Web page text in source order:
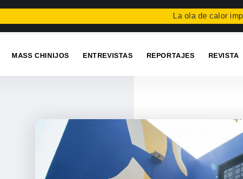
La ola de calor impide la
MASS CHINIJOS ENTREVISTAS REPORTAJES REVISTA